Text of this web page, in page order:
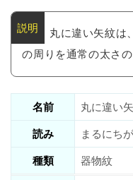
丸に違い矢紋は
の周りを通常の太さの
名前
丸に違い矢
読み
まるにち
種類
器物紋